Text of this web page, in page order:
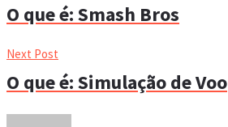
O que é: Smash Bros
Next Post
O que é: Simulação de Voo